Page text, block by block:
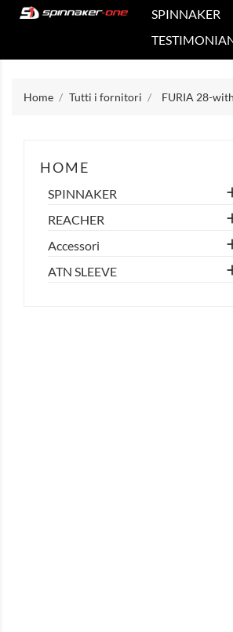
SPINNAKER
Home Tutti i fornitori FURIA 28-
HOME
SPINNAKER
REACHER
Accessori
ATN SLEEVE